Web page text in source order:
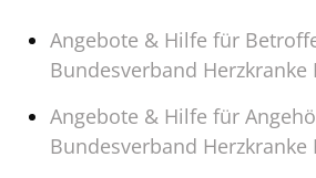
Angebote & Hilfe für
Bundesverband Herzkranke
Angebote & Hilfe für
Bundesverband Herzkranke